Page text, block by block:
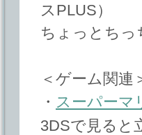
スPLUS）
ちょっとち
＜ゲーム関連
・ スーパーマ
3DSで見ると